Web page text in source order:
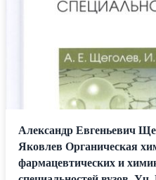
Александр Евгеньевич
Яковлев Органическая
фармацевтических и